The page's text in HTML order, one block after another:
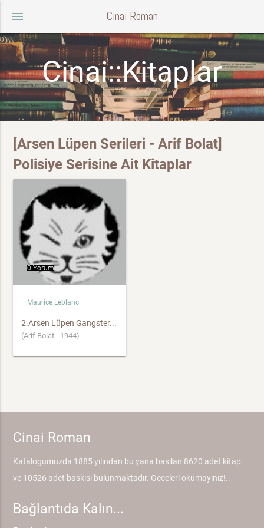
menu Cinai Roman
Cinai::Kitaplar
[Arsen Lüpen Serileri - Arif Bolat]
Polisiye Serisine Ait Kitaplar
0 Yorum
Maurice Leblanc
2.Arsen Lüpen Gangster...
(Arif Bolat - 1944)
Cinai Roman
Katalogumuzda 1885 yılından bu yana basılan 8620 adet kitap
ve 10526 adet baskısı bulunmaktadır. Geceleri okumayınız!..
Bağlantıda Kalın...